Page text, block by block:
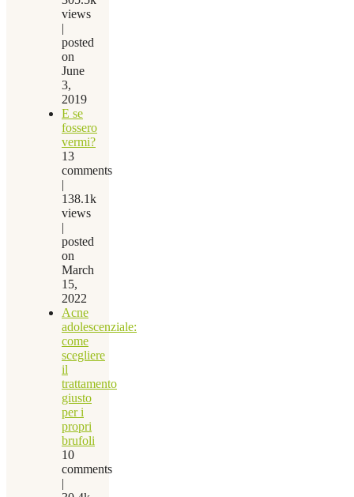
views
|
posted
on
June
3,
2019
E se
fossero
vermi?
13
comments
|
138.1k
views
|
posted
on
March
15,
2022
Acne
adolescenziale:
come
scegliere
il
trattamento
giusto
per i
propri
brufoli
10
comments
|